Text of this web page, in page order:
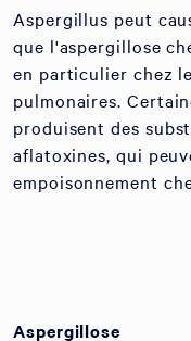
Aspergillus peut
que l'aspergillose
en particulier chez
pulmonaires.
produisent des
aflatoxines, qui
empoisonnement
Aspergillose